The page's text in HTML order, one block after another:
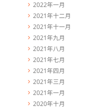
2022年一月
2021年十二月
2021年十一月
2021年九月
2021年八月
2021年七月
2021年四月
2021年三月
2021年一月
2020年十月